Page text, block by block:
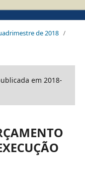
de 2018 /
em 2018-